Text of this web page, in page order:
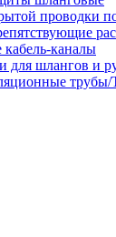
проводки
кабель-каналы
для шлангов и